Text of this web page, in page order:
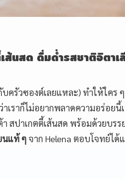
ส้นสด ดื่มด่ำรสชาติอิตา
รัวซองต์เลยแหละ) ทำให้ใคร
ราก็ไม่อยากพลาดความอร่อย
สปาเกตตี้เส้นสด พร้อมด้วยบร
นแท้ ๆ จาก Helena ตอบโจทย์ไ